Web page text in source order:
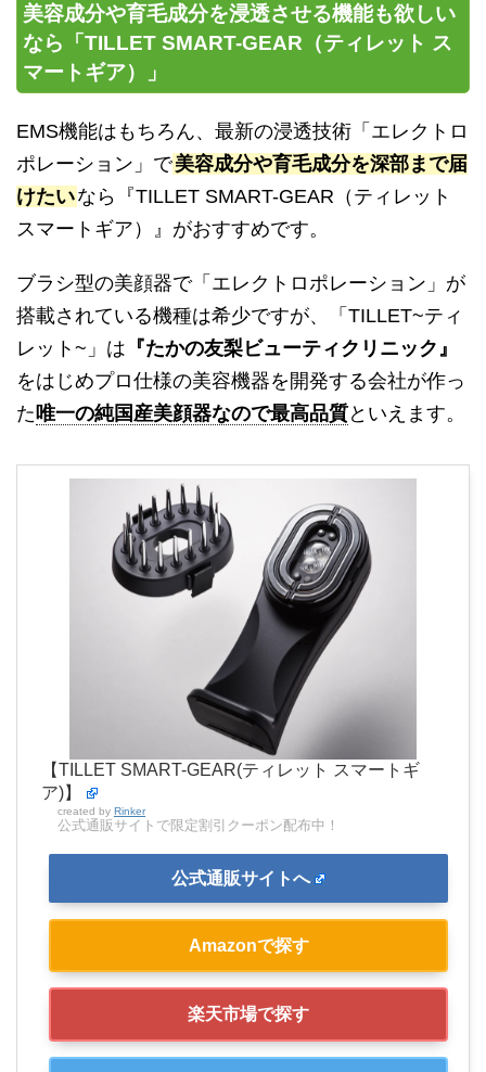
美容成分や育毛成分を浸透させる機能も欲しい
なら「TILLET SMART-GEAR（ティレット ス
マートギア）」
EMS機能はもちろん、最新の浸透技術「エレクトロ
ポレーション」で美容成分や育毛成分を深部まで届
けたいなら『TILLET SMART-GEAR（ティレット
スマートギア）』がおすすめです。
ブラシ型の美顔器で「エレクトロポレーション」が
搭載されている機種は希少ですが、「TILLET~ティ
レット~」は 『たかの友梨ビューティクリニック』
をはじめプロ仕様の美容機器を開発する会社が作っ
た 唯一の純国産美顔器なので最高品質といえます。
【TILLET SMART-GEAR(ティレット スマートギ
ア)】
created by Rinker
公式通販サイトで限定割引クーポン配布中！
公式通販サイトへ
Amazonで探す
楽天市場で探す